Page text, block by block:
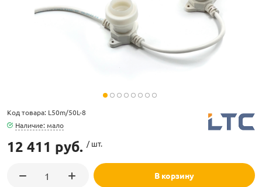
Код товара: L50m/50L-8
Наличие: мало
12 411 руб. / шт.
В корзину